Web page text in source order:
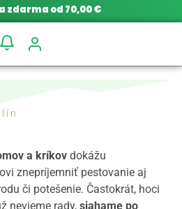
zdarma od 70,00 €
a kríkov dokážu
znepríjemniť pestovanie aj
či potešenie. Častokrát, hoci
nevieme rady, siahame po